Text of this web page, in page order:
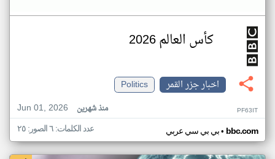
كأس العالم 2026
اخبار جزر القمر
Politics
Jun 01, 2026
منذ شهرين PF63IT
بي بي سي عربي• bbc.com عدد الكلمات: ٦ الصور: ٢٥